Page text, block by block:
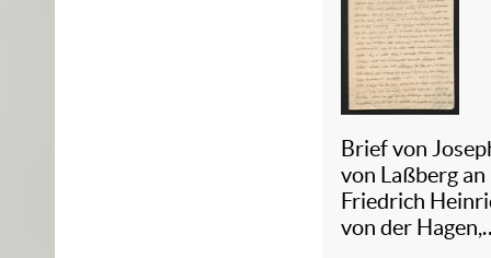
Brief von
von Laßberg an
Friedrich
von der Hagen,